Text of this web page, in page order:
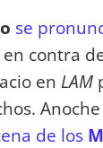
se
en contra
en LAM
de los